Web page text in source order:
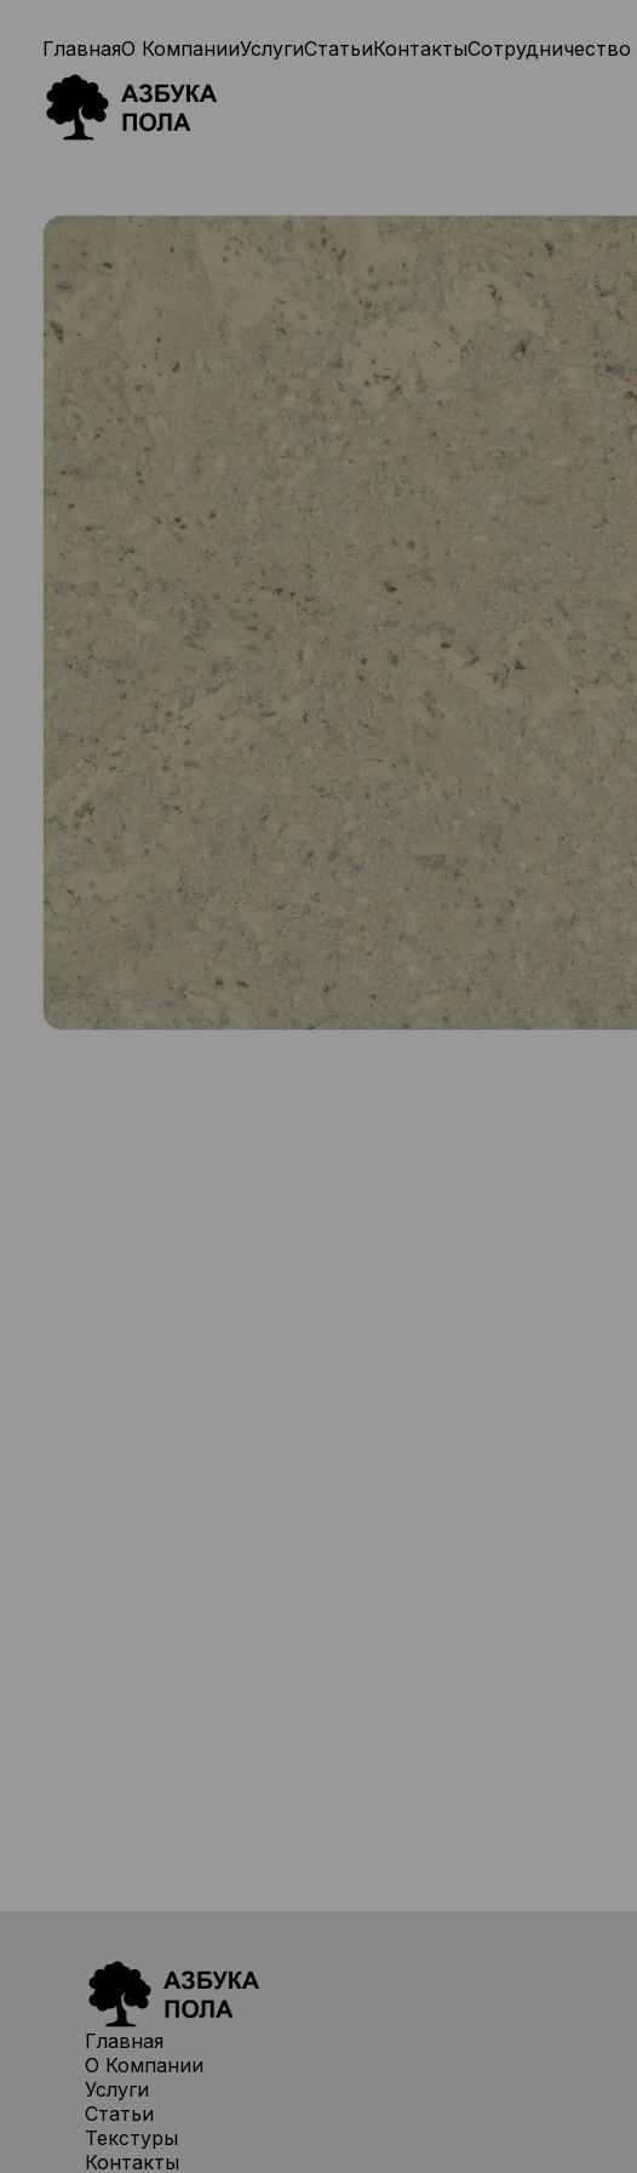
ГлавнаяО КомпанииУслугиСтатьиКонтактыСотрудничество
Главная
О Компании
Услуги
Статьи
Текстуры
Контакты